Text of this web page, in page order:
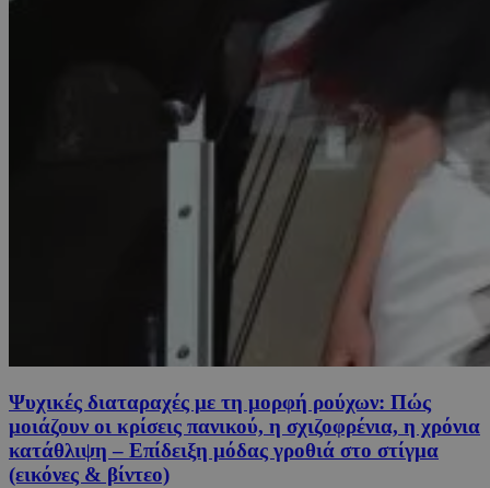
Ψυχικές διαταραχές με τη μορφή ρούχων: Πώς
μοιάζουν οι κρίσεις πανικού, η σχιζοφρένια, η χρόνια
κατάθλιψη – Επίδειξη μόδας γροθιά στο στίγμα
(εικόνες & βίντεο)